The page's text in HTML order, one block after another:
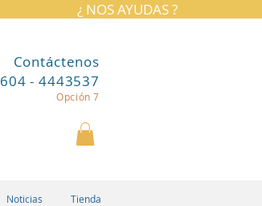
¿ NOS AYUDAS ?
Contáctenos
604 - 4443537
Opción 7
Noticias Tienda